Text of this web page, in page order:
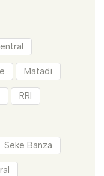
Matadi
RRI
Seke Banza